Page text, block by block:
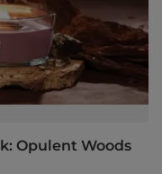
Opulent Woods